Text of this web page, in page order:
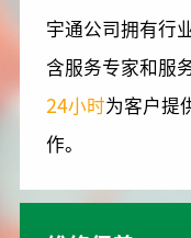
宇通公司拥有行
含服务专家和服
24小时为客户提
作。